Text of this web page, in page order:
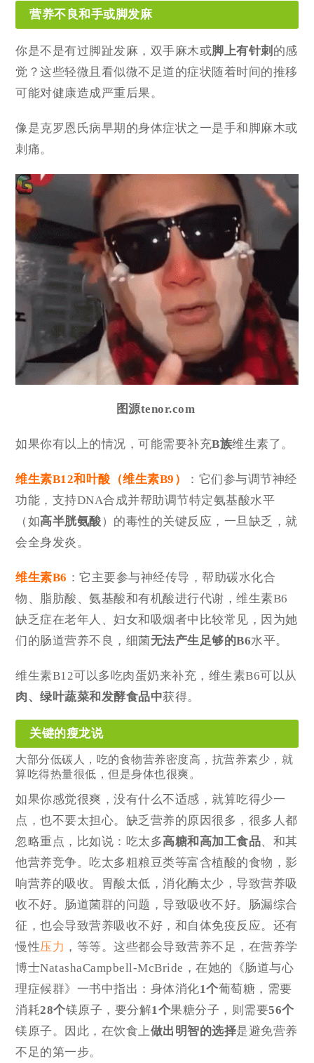
营养不良和手或脚发麻
你是不是有过脚趾发麻，双手麻木或脚上有针刺 的感
觉？这些轻微且看似微不足道的症状随着时间的推移
可能对健康造成严重后果。
像是克罗恩氏病早期的身体症状之一是手和脚麻木或
刺痛。
图源tenor.com
如果你有以上的情况，可能需要补充B族维生素了。
维生素B12和叶酸（维生素B9）
：它们参与调节神经
功能，支持DNA合成并帮助调节特定氨基酸水平
（如高半胱氨酸 ）的毒性的关键反应，一旦缺乏，就
会全身发炎。
维生素B6 ：它主要参与神经传导，帮助碳水化合
物、脂肪酸、氨基酸和有机酸进行代谢，维生素B6
缺乏症在老年人、妇女和吸烟者中比较常见，因为她
们的肠道营养不良，细菌无法产生足够的B6水平。
维生素B12可以多吃肉蛋奶来补充，维生素B6可以从
肉、绿叶蔬菜和发酵食品中获得。
关键的瘦龙说
大部分低碳 人，吃的食物营养密度高，抗营养素少，就
算吃得热量很低，但是身体也很爽。
如果你感觉很爽，没有什么不适感，就算吃得少一
点，也不要太担心。缺乏营养的原因很多，很多人都
忽略重点，比如说：吃太多高糖和高加工食品、和其
他营养竞争。吃太多粗粮豆类等富含植酸的食物，影
响营养的吸收。胃酸太低，消化酶太少，导致营养吸
收不好。肠道菌群的问题，导致吸收不好。肠漏综合
征，也会导致营养吸收不好，和自体免疫反应。还有
慢性压力 ，等等。这些都会导致营养不足，在营养学
博士NatashaCampbell-McBride，在她的《肠道与心
理症候群》一书中指出：身体消化1个葡萄糖，需要
消耗28个镁原子，要分解1个果糖分子，则需要56个
镁原子。因此，在饮食上做出明智的选择是避免营养
不足的第一步。